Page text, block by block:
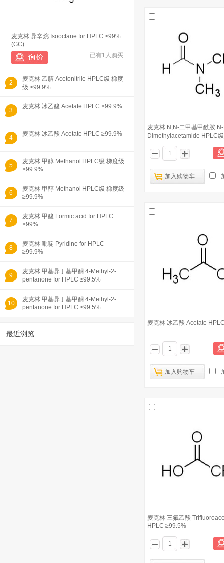
麦克林 异辛烷 Isooctane for HPLC >99%
(GC)
已有1人购买
2
麦克林 乙腈 Acetonitrile HPLC级 梯度
级 ≥99.9%
3
麦克林 冰乙酸 Acetate HPLC ≥99.9%
4
麦克林 冰乙酸 Acetate HPLC ≥99.9%
5
麦克林 甲醇 Methanol HPLC级 梯度级
≥99.9%
6
麦克林 甲醇 Methanol HPLC级 梯度级
≥99.9%
7
麦克林 甲酸 Formic acid for HPLC
≥99%
8
麦克林 吡啶 Pyridine for HPLC
≥99.9%
9
麦克林 甲基异丁基甲酮 4-Methyl-2-
pentanone for HPLC ≥99.5%
10
麦克林 甲基异丁基甲酮 4-Methyl-2-
pentanone for HPLC ≥99.5%
最近浏览
麦克林 N,N-二甲基甲酰胺
Dimethylacetamide HPLC
加入购物车
麦克林 冰乙酸 Acetate
加入购物车
麦克林 三氟乙酸
HPLC ≥99.5%